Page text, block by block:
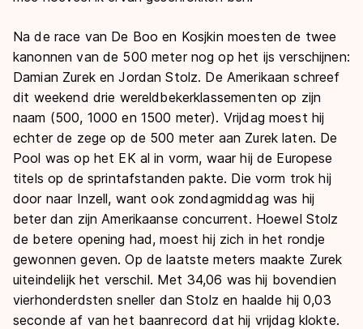
Na de race van De Boo en Kosjkin moesten de twee
kanonnen van de 500 meter nog op het ijs verschijnen:
Damian Zurek en Jordan Stolz. De Amerikaan schreef
dit weekend drie wereldbekerklassementen op zijn
naam (500, 1000 en 1500 meter). Vrijdag moest hij
echter de zege op de 500 meter aan Zurek laten. De
Pool was op het EK al in vorm, waar hij de Europese
titels op de sprintafstanden pakte. Die vorm trok hij
door naar Inzell, want ook zondagmiddag was hij
beter dan zijn Amerikaanse concurrent. Hoewel Stolz
de betere opening had, moest hij zich in het rondje
gewonnen geven. Op de laatste meters maakte Zurek
uiteindelijk het verschil. Met 34,06 was hij bovendien
vierhonderdsten sneller dan Stolz en haalde hij 0,03
seconde af van het baanrecord dat hij vrijdag klokte.